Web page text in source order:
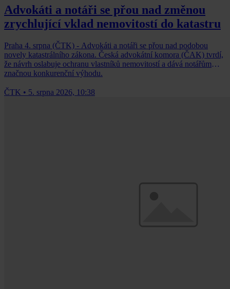
Advokáti a notáři se přou nad změnou
zrychlující vklad nemovitostí do katastru
Praha 4. srpna (ČTK) - Advokáti a notáři se přou nad podobou
novely katastrálního zákona. Česká advokátní komora (ČAK) tvrdí,
že návrh oslabuje ochranu vlastníků nemovitostí a dává notářům
značnou konkurenční výhodu.
ČTK • 5. srpna 2026, 10:38